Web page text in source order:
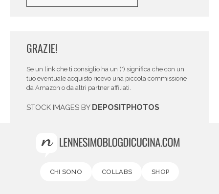
GRAZIE!
Se un link che ti consiglio ha un (*) significa che con un
tuo eventuale acquisto ricevo una piccola commissione
da Amazon o da altri partner affiliati.
STOCK IMAGES BY DEPOSITPHOTOS
CHI SONO COLLABS SHOP